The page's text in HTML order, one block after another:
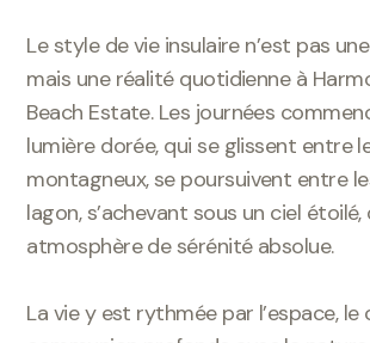
Le style de vie insulaire n’est pas
mais une réalité quotidienne à
Beach Estate. Les journées
lumière dorée, qui se glissent entre
montagneux, se poursuivent entre
lagon, s’achevant sous un ciel étoilé,
atmosphère de sérénité absolue.
La vie y est rythmée par l’espace, le